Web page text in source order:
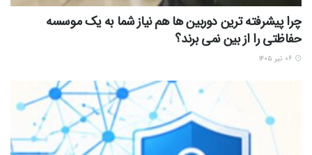
چرا پیشرفته ترین دوربین ها هم نیاز شما به یک موسسه
حفاظتی را از بین نمی برند؟